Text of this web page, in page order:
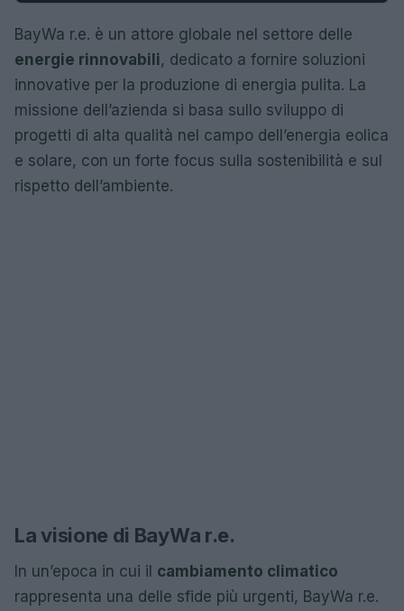
BayWa r.e. è un attore globale nel settore delle
energie rinnovabili, dedicato a fornire soluzioni
innovative per la produzione di energia pulita. La
missione dell’azienda si basa sullo sviluppo di
progetti di alta qualità nel campo dell’energia eolica
e solare, con un forte focus sulla sostenibilità e sul
rispetto dell’ambiente.
La visione di BayWa r.e.
In un’epoca in cui il cambiamento climatico
rappresenta una delle sfide più urgenti, BayWa r.e.